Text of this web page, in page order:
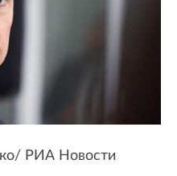
РИА Новости